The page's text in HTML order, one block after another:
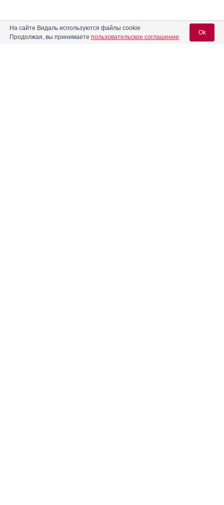
На сайте Видаль используются файлы cookie
Продолжая, вы принимаете пользовательское соглашение.
Ok